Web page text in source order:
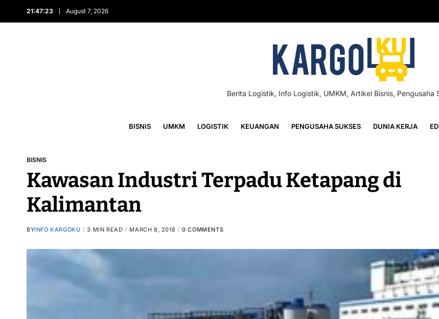
21:47:24 August 7, 2026
Berita Logistik, Info Logistik, UMKM, Artikel Bisnis, Pengusaha
BISNIS UMKM LOGISTIK KEUANGAN PENGUSAHA SUKSES DUNIA KERJA
BISNIS
Kawasan Industri Terpadu Ketapang di
Kalimantan
BYINFO KARGOKU 3 MIN READ MARCH 8, 2018 0 COMMENTS